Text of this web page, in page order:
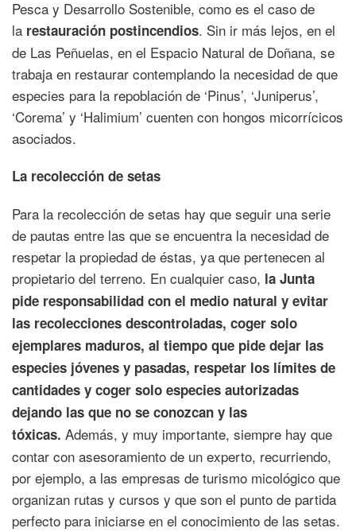
Pesca y Desarrollo Sostenible, como es el caso de
la restauración postincendios. Sin ir más lejos, en el
de Las Peñuelas, en el Espacio Natural de Doñana, se
trabaja en restaurar contemplando la necesidad de que
especies para la repoblación de ‘Pinus’, ‘Juniperus’,
‘Corema’ y ‘Halimium’ cuenten con hongos micorrícicos
asociados.
La recolección de setas
Para la recolección de setas hay que seguir una serie
de pautas entre las que se encuentra la necesidad de
respetar la propiedad de éstas, ya que pertenecen al
propietario del terreno. En cualquier caso, la Junta
pide responsabilidad con el medio natural y evitar
las recolecciones descontroladas, coger solo
ejemplares maduros, al tiempo que pide dejar las
especies jóvenes y pasadas, respetar los límites de
cantidades y coger solo especies autorizadas
dejando las que no se conozcan y las
tóxicas. Además, y muy importante, siempre hay que
contar con asesoramiento de un experto, recurriendo,
por ejemplo, a las empresas de turismo micológico que
organizan rutas y cursos y que son el punto de partida
perfecto para iniciarse en el conocimiento de las setas.